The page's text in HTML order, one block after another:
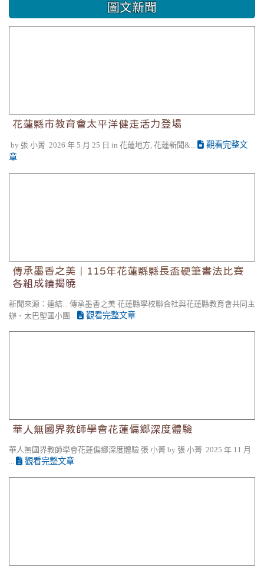
圖文新聞
花蓮縣市教育會太平洋健走活力登場
by 張 小菁 2026 年 5 月 25 日 in 花蓮地方, 花蓮新聞&...
觀看完整文
章
傳承墨香之美｜115年花蓮縣縣長盃硬筆書法比賽
各組成績揭曉
新聞來源：連結... 傳承墨香之美 花蓮縣學校聯合社與花蓮縣教育會共同主
辦、太巴塱國小團...
觀看完整文章
華人無國界教師學會花蓮偏鄉深度體驗
華人無國界教師學會花蓮偏鄉深度體驗 張 小菁 by 張 小菁 2025 年 11 月
...
觀看完整文章